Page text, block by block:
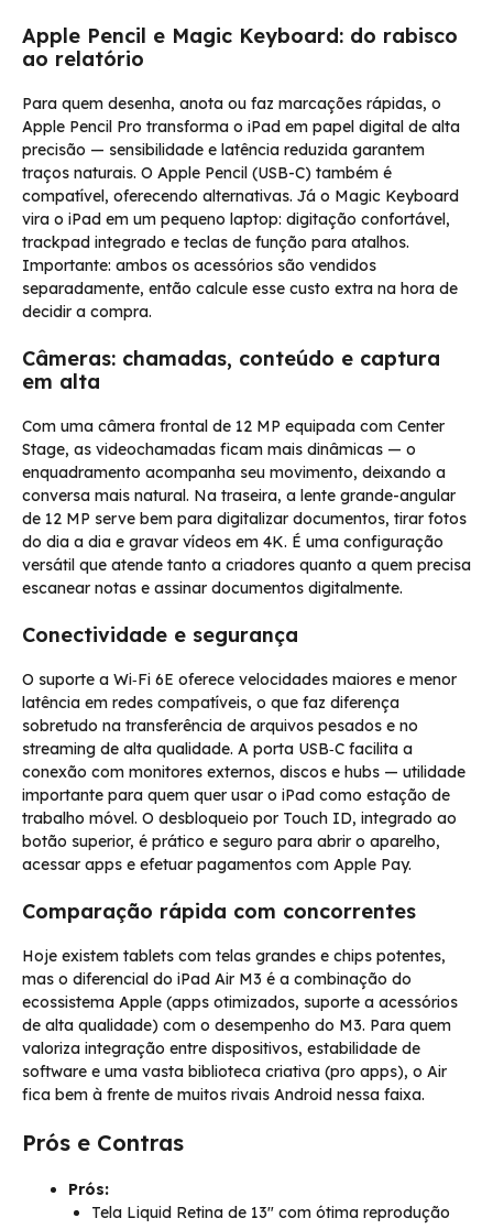
Apple Pencil e Magic Keyboard: do rabisco
ao relatório
Para quem desenha, anota ou faz marcações rápidas, o
Apple Pencil Pro transforma o iPad em papel digital de alta
precisão — sensibilidade e latência reduzida garantem
traços naturais. O Apple Pencil (USB-C) também é
compatível, oferecendo alternativas. Já o Magic Keyboard
vira o iPad em um pequeno laptop: digitação confortável,
trackpad integrado e teclas de função para atalhos.
Importante: ambos os acessórios são vendidos
separadamente, então calcule esse custo extra na hora de
decidir a compra.
Câmeras: chamadas, conteúdo e captura
em alta
Com uma câmera frontal de 12 MP equipada com Center
Stage, as videochamadas ficam mais dinâmicas — o
enquadramento acompanha seu movimento, deixando a
conversa mais natural. Na traseira, a lente grande-angular
de 12 MP serve bem para digitalizar documentos, tirar fotos
do dia a dia e gravar vídeos em 4K. É uma configuração
versátil que atende tanto a criadores quanto a quem precisa
escanear notas e assinar documentos digitalmente.
Conectividade e segurança
O suporte a Wi‑Fi 6E oferece velocidades maiores e menor
latência em redes compatíveis, o que faz diferença
sobretudo na transferência de arquivos pesados e no
streaming de alta qualidade. A porta USB‑C facilita a
conexão com monitores externos, discos e hubs — utilidade
importante para quem quer usar o iPad como estação de
trabalho móvel. O desbloqueio por Touch ID, integrado ao
botão superior, é prático e seguro para abrir o aparelho,
acessar apps e efetuar pagamentos com Apple Pay.
Comparação rápida com concorrentes
Hoje existem tablets com telas grandes e chips potentes,
mas o diferencial do iPad Air M3 é a combinação do
ecossistema Apple (apps otimizados, suporte a acessórios
de alta qualidade) com o desempenho do M3. Para quem
valoriza integração entre dispositivos, estabilidade de
software e uma vasta biblioteca criativa (pro apps), o Air
fica bem à frente de muitos rivais Android nessa faixa.
Prós e Contras
Prós:
Tela Liquid Retina de 13″ com ótima reprodução